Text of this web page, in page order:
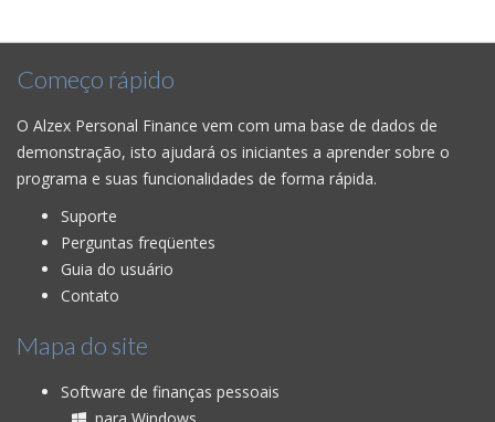
Começo rápido
O Alzex Personal Finance vem com uma base de dados de
demonstração, isto ajudará os iniciantes a aprender sobre o
programa e suas funcionalidades de forma rápida.
Suporte
Perguntas freqüentes
Guia do usuário
Contato
Mapa do site
Software de finanças pessoais